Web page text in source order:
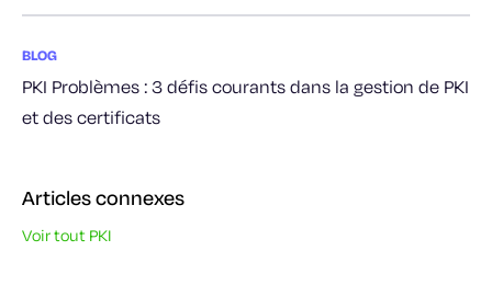
BLOG
PKI Problèmes : 3 défis courants dans la gestion de PKI
et des certificats
Articles connexes
Voir tout PKI